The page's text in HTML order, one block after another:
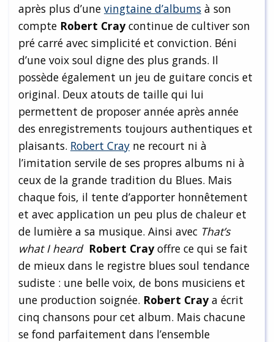
après plus d’une vingtaine d’albums à son
compte Robert Craycontinue de cultiver son
pré carré avec simplicité et conviction. Béni
d’une voix soul digne des plus grands. Il
possède également un jeu de guitare concis et
original. Deux atouts de taille qui lui
permettent de proposer année après année
des enregistrements toujours authentiques et
plaisants. Robert Cray ne recourt ni à
l’imitation servile de ses propres albums ni à
ceux de la grande tradition du Blues. Mais
chaque fois, il tente d’apporter honnêtement
et avec application un peu plus de chaleur et
de lumière a sa musique. Ainsi avec That’s
what I heard Robert Crayoffre ce qui se fait
de mieux dans le registre blues soul tendance
sudiste : une belle voix, de bons musiciens et
une production soignée. Robert Craya écrit
cinq chansons pour cet album. Mais chacune
se fond parfaitement dans l’ensemble